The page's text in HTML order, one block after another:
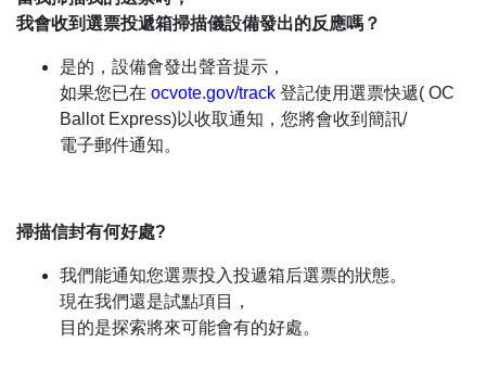
我會收到選票投遞箱掃描儀設備發出的反應嗎？
是的，設備會發出聲音提示，
如果您已在 ocvote.gov/track 登記使用選票快遞( OC
Ballot Express)以收取通知，您將會收到簡訊/
電子郵件通知。
掃描信封有何好處?
我們能通知您選票投入投遞箱后選票的狀態。
現在我們還是試點項目，
目的是探索將來可能會有的好處。